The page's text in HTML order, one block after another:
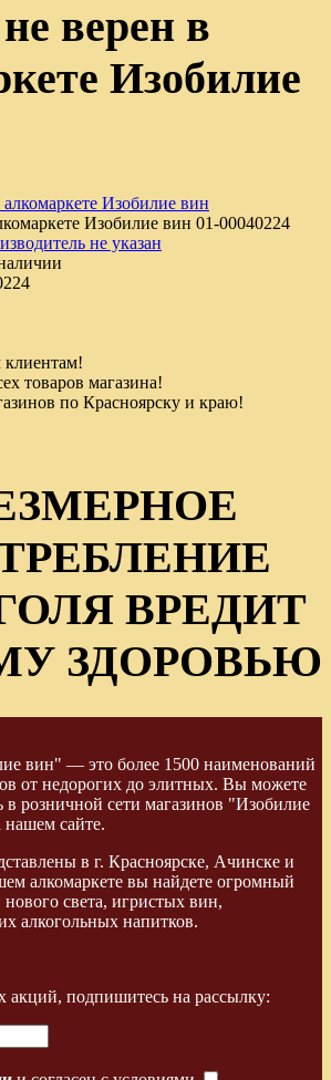
верен в
Изобилие
Изобилие вин 01-00040224
не указан
товаров магазина!
по Красноярску и краю!
ВРЕДИТ
ЗДОРОВЬЮ
вин" — это более 1500 наименований
от недорогих до элитных. Вы можете
в розничной сети магазинов "Изобилие
нашем сайте.
в г. Красноярске, Ачинске и
алкомаркете вы найдете огромный
света, игристых вин,
алкогольных напитков.
акций, подпишитесь на рассылку: